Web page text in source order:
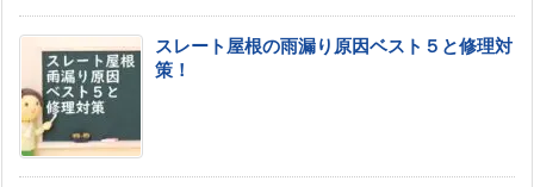
スレート屋根の雨漏り原因ベスト５と修理対
策！